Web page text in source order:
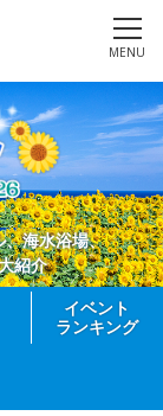
MENU
、海水浴場、
紹介
イベント
ランキング